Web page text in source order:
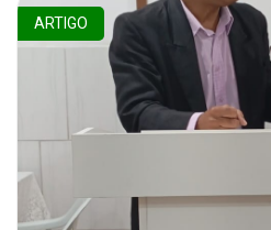
ARTIGO